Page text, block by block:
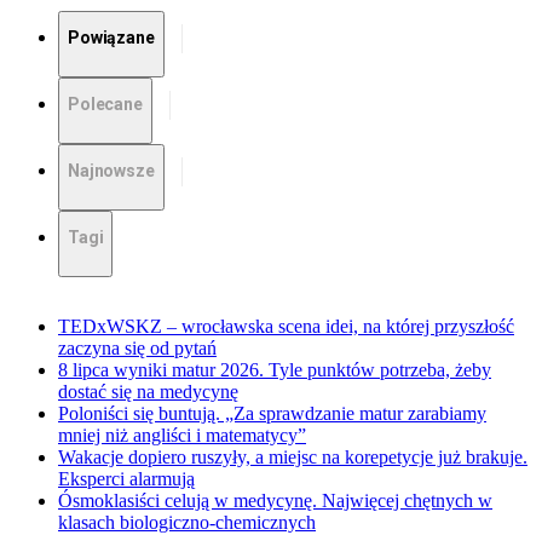
Powiązane
Polecane
Najnowsze
Tagi
TEDxWSKZ – wrocławska scena idei, na której przyszłość
zaczyna się od pytań
8 lipca wyniki matur 2026. Tyle punktów potrzeba, żeby
dostać się na medycynę
Poloniści się buntują. „Za sprawdzanie matur zarabiamy
mniej niż angliści i matematycy”
Wakacje dopiero ruszyły, a miejsc na korepetycje już brakuje.
Eksperci alarmują
Ósmoklasiści celują w medycynę. Najwięcej chętnych w
klasach biologiczno-chemicznych